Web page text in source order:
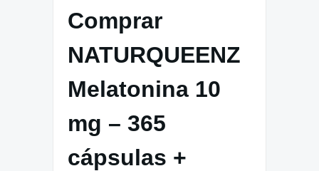
Comprar
NATURQUEENZ
Melatonina 10
mg – 365
cápsulas +